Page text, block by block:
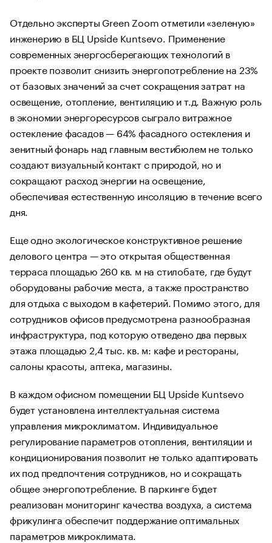
Отдельно эксперты Green Zoom отметили «зеленую»
инженерию в БЦ Upside Kuntsevo. Применение
современных энергосберегающих технологий в
проекте позволит снизить энергопотребление на 23%
от базовых значений за счет сокращения затрат на
освещение, отопление, вентиляцию и т.д. Важную роль
в экономии энергоресурсов сыграло витражное
остекление фасадов — 64% фасадного остекления и
зенитный фонарь над главным вестибюлем не только
создают визуальный контакт с природой, но и
сокращают расход энергии на освещение,
обеспечивая естественную инсоляцию в течение всего
дня.
Еще одно экологическое конструктивное решение
делового центра — это открытая общественная
терраса площадью 260 кв. м на стилобате, где будут
оборудованы рабочие места, а также пространство
для отдыха с выходом в кафетерий. Помимо этого, для
сотрудников офисов предусмотрена разнообразная
инфраструктура, под которую отведено два первых
этажа площадью 2,4 тыс. кв. м: кафе и рестораны,
салоны красоты, аптека, магазины.
В каждом офисном помещении БЦ Upside Kuntsevo
будет установлена интеллектуальная система
управления микроклиматом. Индивидуальное
регулирование параметров отопления, вентиляции и
кондиционирования позволит не только адаптировать
их под предпочтения сотрудников, но и сокращать
общее энергопотребление. В паркинге будет
реализован мониторинг качества воздуха, а система
фрикулинга обеспечит поддержание оптимальных
параметров микроклимата.